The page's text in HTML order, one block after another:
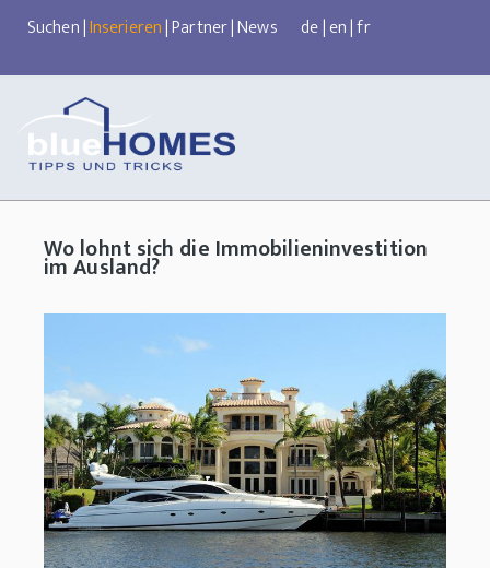
Suchen|Inserieren|Partner|News de|en|fr
Wo lohnt sich die Immobilieninvestition
im Ausland?